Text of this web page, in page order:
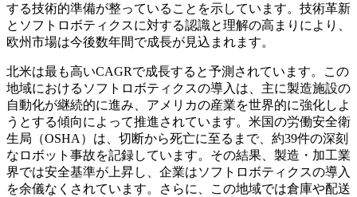
する技術的準備が整っていることを示しています。技術革新
とソフトロボティクスに対する認識と理解の高まりにより、
欧州市場は今後数年間で成長が見込まれます。
北米は最も高いCAGRで成長すると予測されています。この
地域におけるソフトロボティクスの導入は、主に製造施設の
自動化が継続的に進み、アメリカの産業を世界的に強化しよ
うとする傾向によって推進されています。米国の労働安全衛
生局（OSHA）は、切断から死亡に至るまで、約39件の深刻
なロボット事故を記録しています。その結果、製造・加工業
界では安全基準が上昇し、企業はソフトロボティクスの導入
を余儀なくされています。さらに、この地域では倉庫や配送